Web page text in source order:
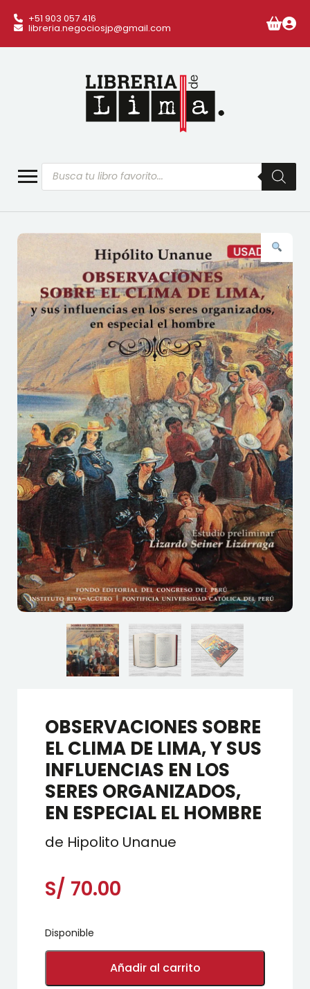
+51 903 057 416
libreria.negociosjp@gmail.com
Búsqueda
de
productos
OBSERVACIONES SOBRE
EL CLIMA DE LIMA, Y SUS
INFLUENCIAS EN LOS
SERES ORGANIZADOS,
EN ESPECIAL EL HOMBRE
de Hipolito Unanue
S/ 70.00
Disponible
OBSERVACIONES
EL
Añadir al carrito